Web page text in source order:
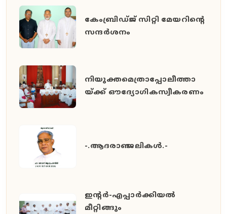
കേംബ്രിഡ്ജ് സിറ്റി മേയറിൻ്റെ
സന്ദർശനം
നിയുക്തമെത്രാപ്പോലീത്താ
യ്ക്ക് ഔദ്യോഗികസ്വീകരണം
-.ആദരാഞ്ജലികൾ.-
ഇൻ്റർ-എപ്പാർക്കിയൽ
മീറ്റിങ്ങും